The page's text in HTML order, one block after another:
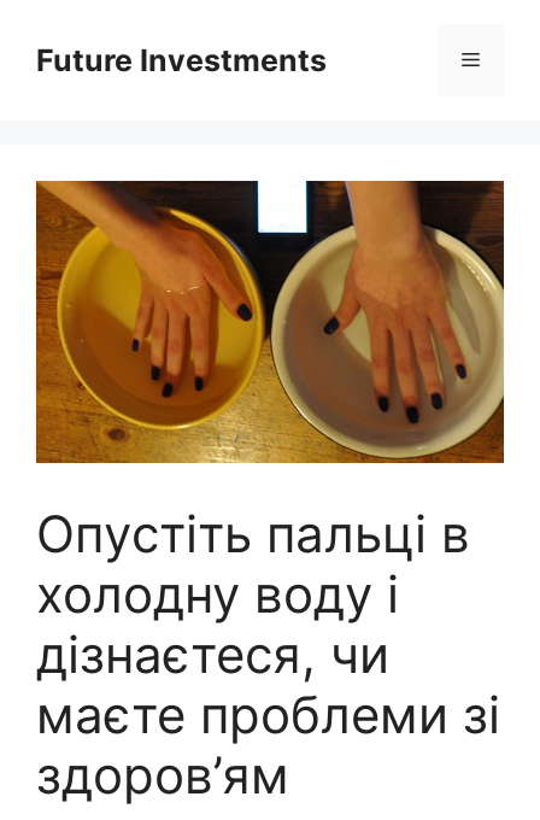
вмістуFuture Investments Меню
Опyстіть пальці в
холодну воду і
дізнаєтеся, чи
маєте проблеми зі
здoров’ям